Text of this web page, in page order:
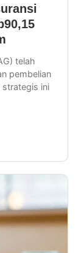
telah
pembelian
strategis ini